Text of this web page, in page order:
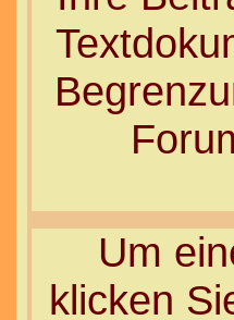
Um
klicken